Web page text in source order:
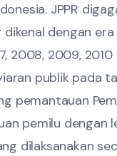
JPPR
dengan era
2008, 2009,
publik pada
pemilu dengan
dilaksanakan